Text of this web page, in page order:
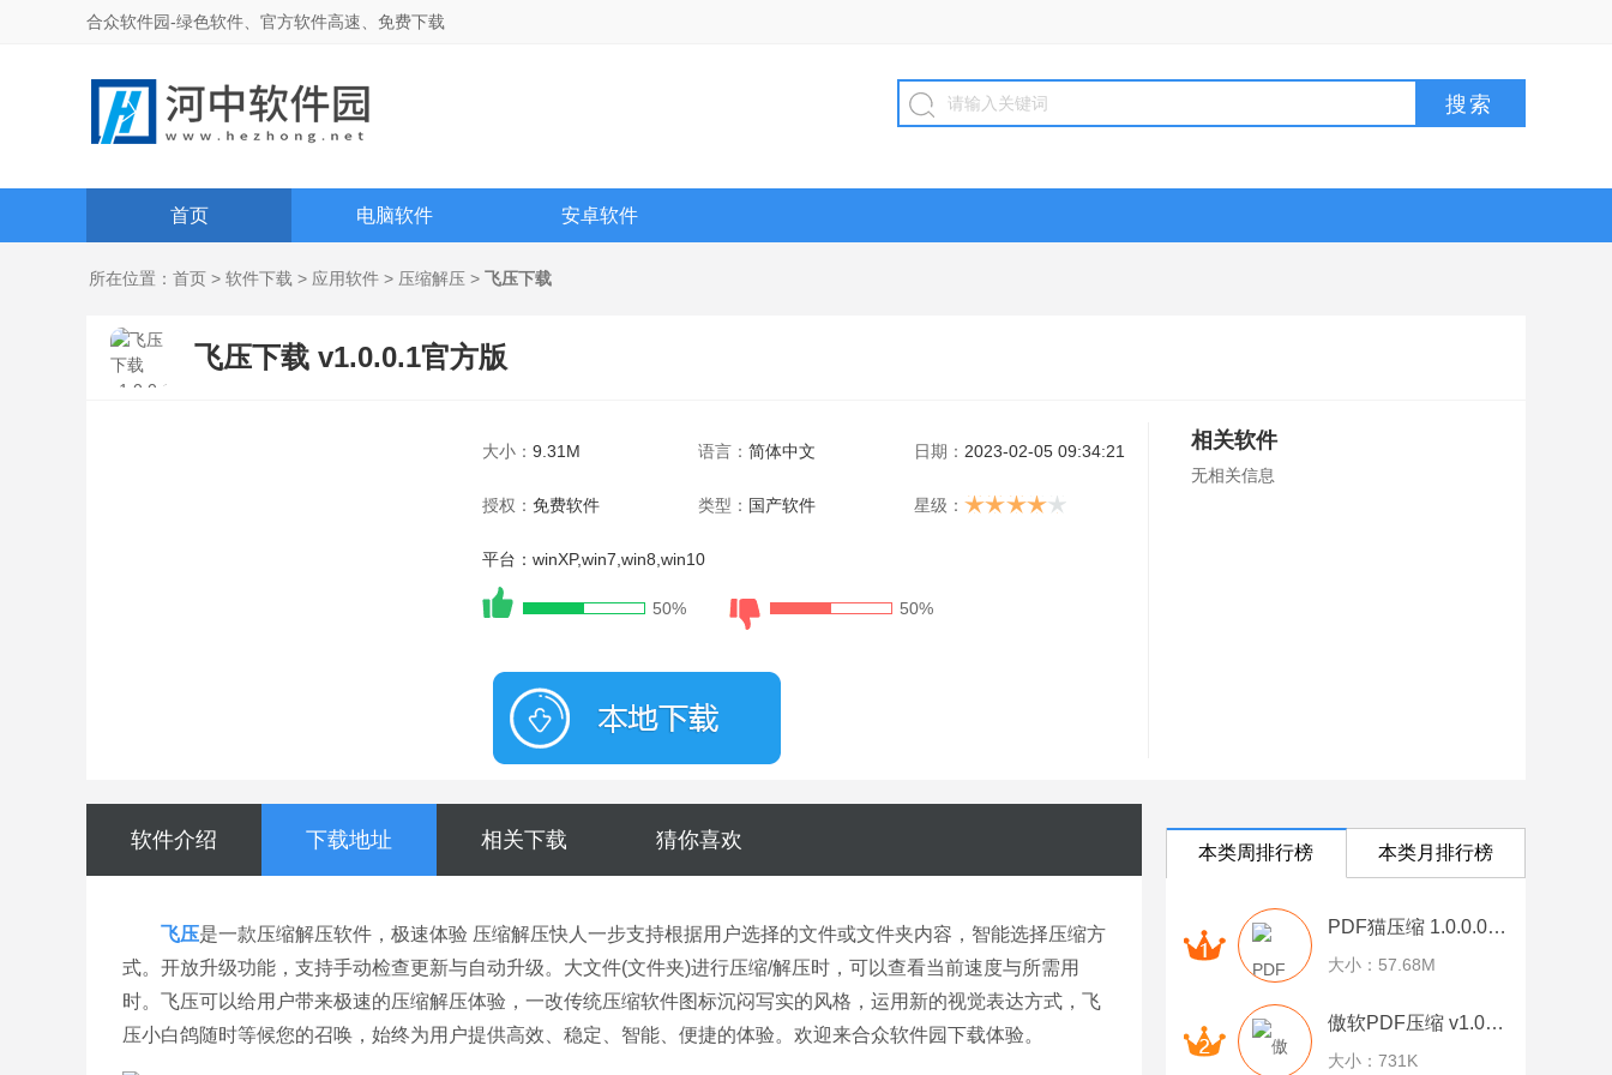
合众软件园-绿色软件、官方软件高速、免费下载
首页 电脑软件 安卓软件
所在位置： 首页 > 软件下载 > 应用软件 > 压缩解压 > 飞压下载
飞压下载 v1.0.0.1官方版
大小： 9.31M 语言： 简体中文 日期： 2023-02-05 09:34:21
授权： 免费软件 类型： 国产软件 星级：
平台：winXP,win7,win8,win10
50% 50%
相关软件
无相关信息
软件介绍 下载地址 相关下载 猜你喜欢
飞压是一款压缩解压软件，极速体验 压缩解压快人一步支持根据用户选择的文件或文件夹内容，智能选择压缩方
式。开放升级功能，支持手动检查更新与自动升级。大文件(文件夹)进行压缩/解压时，可以查看当前速度与所需用
时。飞压可以给用户带来极速的压缩解压体验，一改传统压缩软件图标沉闷写实的风格，运用新的视觉表达方式，飞
压小白鸽随时等候您的召唤，始终为用户提供高效、稳定、智能、便捷的体验。欢迎来合众软件园下载体验。
本类周排行榜 本类月排行榜
PDF猫压缩 1.0.0.0 官方版
大小：57.68M
傲软PDF压缩 v1.0.0.1 官方版
大小：731K